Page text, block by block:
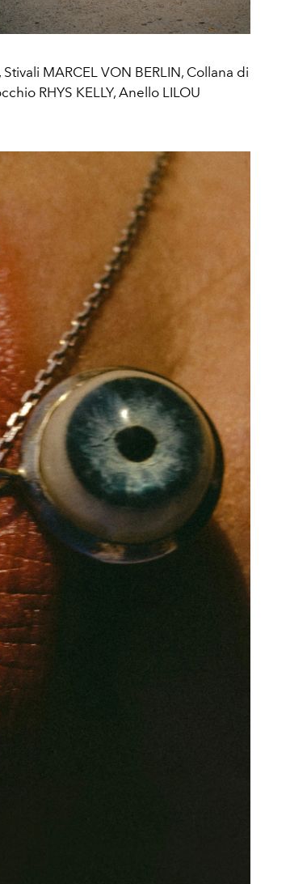
MARCEL VON BERLIN, Collana di
RHYS KELLY, Anello LILOU